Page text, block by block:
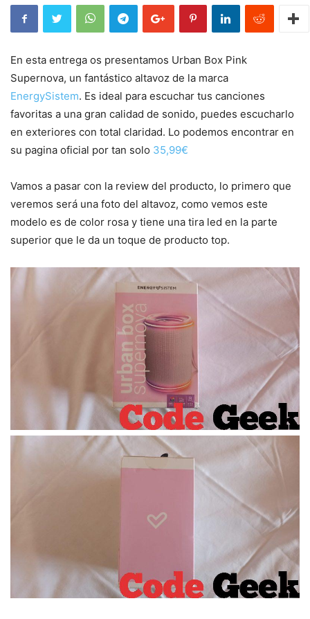
En esta entrega os presentamos Urban Box Pink
Supernova, un fantástico altavoz de la marca
EnergySistem. Es ideal para escuchar tus canciones
favoritas a una gran calidad de sonido, puedes escucharlo
en exteriores con total claridad. Lo podemos encontrar en
su pagina oficial por tan solo 35,99€
Vamos a pasar con la review del producto, lo primero que
veremos será una foto del altavoz, como vemos este
modelo es de color rosa y tiene una tira led en la parte
superior que le da un toque de producto top.